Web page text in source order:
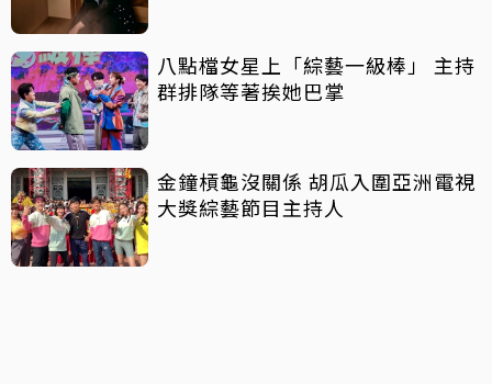
八點檔女星上「綜藝一級棒」 主持
群排隊等著挨她巴掌
金鐘槓龜沒關係 胡瓜入圍亞洲電視
大獎綜藝節目主持人